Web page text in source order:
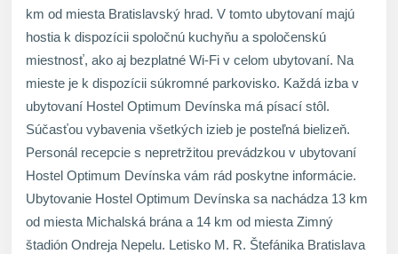
km od miesta Bratislavský hrad. V tomto ubytovaní majú
hostia k dispozícii spoločnú kuchyňu a spoločenskú
miestnosť, ako aj bezplatné Wi-Fi v celom ubytovaní. Na
mieste je k dispozícii súkromné parkovisko. Každá izba v
ubytovaní Hostel Optimum Devínska má písací stôl.
Súčasťou vybavenia všetkých izieb je posteľná bielizeň.
Personál recepcie s nepretržitou prevádzkou v ubytovaní
Hostel Optimum Devínska vám rád poskytne informácie.
Ubytovanie Hostel Optimum Devínska sa nachádza 13 km
od miesta Michalská brána a 14 km od miesta Zimný
štadión Ondreja Nepelu. Letisko M. R. Štefánika Bratislava